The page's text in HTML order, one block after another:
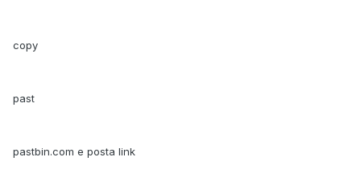
copy
past
pastbin.com e posta link